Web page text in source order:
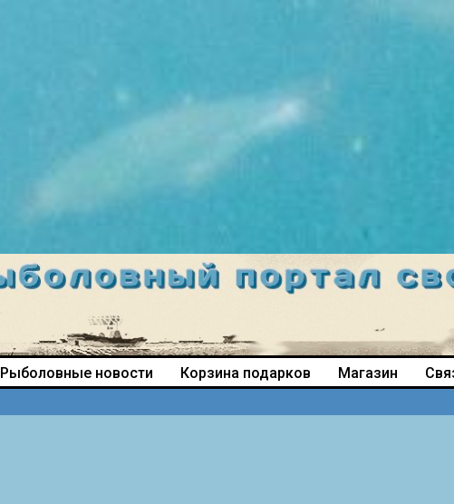
Рыболовные новости Корзина подарков Магазин